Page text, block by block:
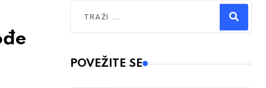
Type 2 or more characters for results.
POVEŽITE SE